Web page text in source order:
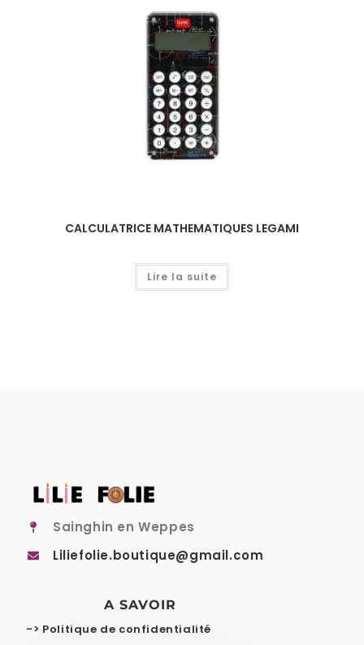
CALCULATRICE MATHEMATIQUES LEGAMI
Lire la suite
Sainghin en Weppes
Liliefolie.boutique@gmail.com
A SAVOIR
-> Politique de confidentialité